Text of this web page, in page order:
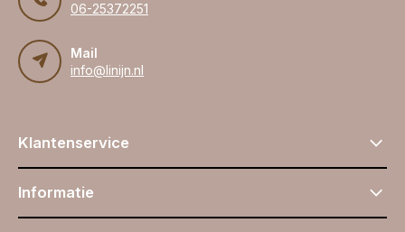
06-25372251
Mail
info@linijn.nl
Klantenservice
Informatie